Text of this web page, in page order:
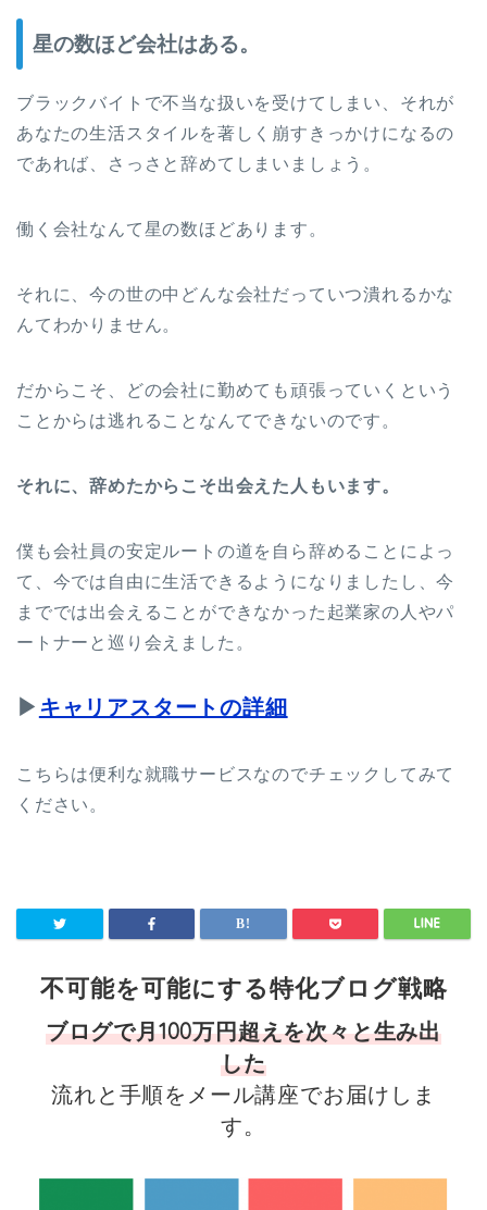
星の数ほど会社はある。
ブラックバイトで不当な扱いを受けてしまい、それが
あなたの生活スタイルを著しく崩すきっかけになるの
であれば、さっさと辞めてしまいましょう。
働く会社なんて星の数ほどあります。
それに、今の世の中どんな会社だっていつ潰れるかな
んてわかりません。
だからこそ、どの会社に勤めても頑張っていくという
ことからは逃れることなんてできないのです。
それに、辞めたからこそ出会えた人もいます。
僕も会社員の安定ルートの道を自ら辞めることによっ
て、今では自由に生活できるようになりましたし、今
まででは出会えることができなかった起業家の人やパ
ートナーと巡り会えました。
▶︎ キャリアスタートの詳細
こちらは便利な就職サービスなのでチェックしてみて
ください。
不可能を可能にする特化ブログ戦略
ブログで月100万円超えを次々と生み出
した
流れと手順をメール講座でお届けしま
す。